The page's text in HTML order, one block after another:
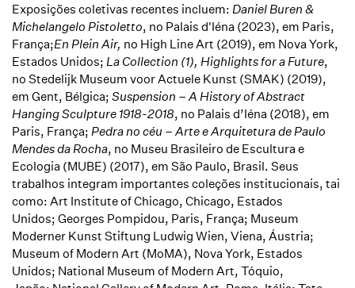
Exposições coletivas recentes incluem: Daniel Buren &
Michelangelo Pistoletto, no Palais d'Iéna (2023), em Paris,
França;En Plein Air, no High Line Art (2019), em Nova York,
Estados Unidos; La Collection (1), Highlights for a Future,
no Stedelijk Museum voor Actuele Kunst (SMAK) (2019),
em Gent, Bélgica; Suspension – A History of Abstract
Hanging Sculpture 1918-2018, no Palais d’Iéna (2018), em
Paris, França; Pedra no céu – Arte e Arquitetura de Paulo
Mendes da Rocha, no Museu Brasileiro de Escultura e
Ecologia (MUBE) (2017), em São Paulo, Brasil. Seus
trabalhos integram importantes coleções institucionais, tai
como: Art Institute of Chicago, Chicago, Estados
Unidos; Georges Pompidou, Paris, França; Museum
Moderner Kunst Stiftung Ludwig Wien, Viena, Áustria;
Museum of Modern Art (MoMA), Nova York, Estados
Unidos; National Museum of Modern Art, Tóquio,